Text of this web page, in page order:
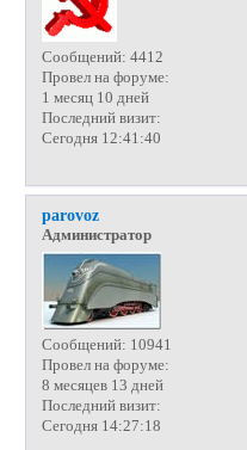
Сообщений: 4412
Провел на форуме:
1 месяц 10 дней
Последний визит:
Сегодня 12:41:40
parovoz
Администратор
Сообщений: 10941
Провел на форуме:
8 месяцев 13 дней
Последний визит:
Сегодня 14:27:18